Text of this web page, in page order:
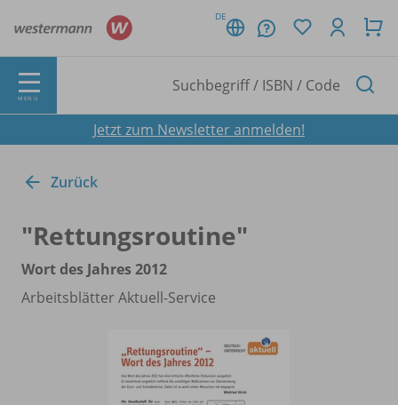
DE
MENÜ
Jetzt zum Newsletter anmelden!
Zurück
"Rettungsroutine"
Wort des Jahres 2012
Arbeitsblätter Aktuell-Service